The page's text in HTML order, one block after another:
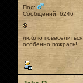
Пол:
Сообщений: 6246
люблю повеселиться,
особенно пожрать!